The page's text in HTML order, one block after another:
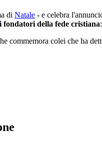
di Natale - e celebra
fondatori della fede cristiana
commemora colei che ha